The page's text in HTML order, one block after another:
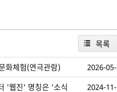
목록
화체험(연극관람)
2026-
'웹진' 명칭은 '소식 2024-